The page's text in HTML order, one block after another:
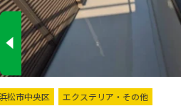
掛川市 水回りリフォーム